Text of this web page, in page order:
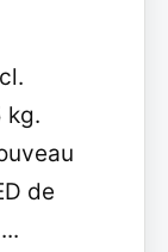
kg.
de